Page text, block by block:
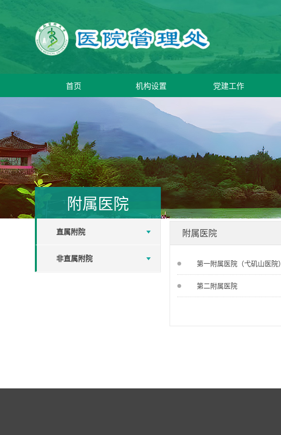
首页 机构设置 党建工作
附属医院
直属附院
非直属附院
附属医院
第一附属医院（弋矶山医院）
第二附属医院